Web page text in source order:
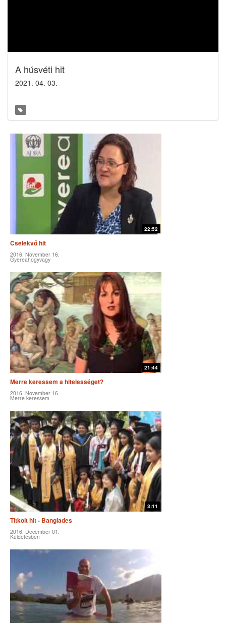
A húsvéti hit
2021. 04. 03.
22:52
Cselekvő hit
2016. November 16.
Gyereahogyvagy
21:44
Merre keressem a hitelességet?
2016. November 16.
Merre keressem
3:11
Titkolt hit - Banglades
2016. December 01.
Küldetésben